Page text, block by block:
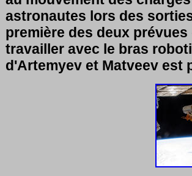
astronautes lors des
première des deux
travailler avec le bras
d'Artemyev et Matveev est